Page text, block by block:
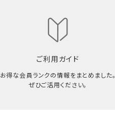
ご利用ガイド
お得な会員ランクの情報をまとめました。
ぜひご活用ください。